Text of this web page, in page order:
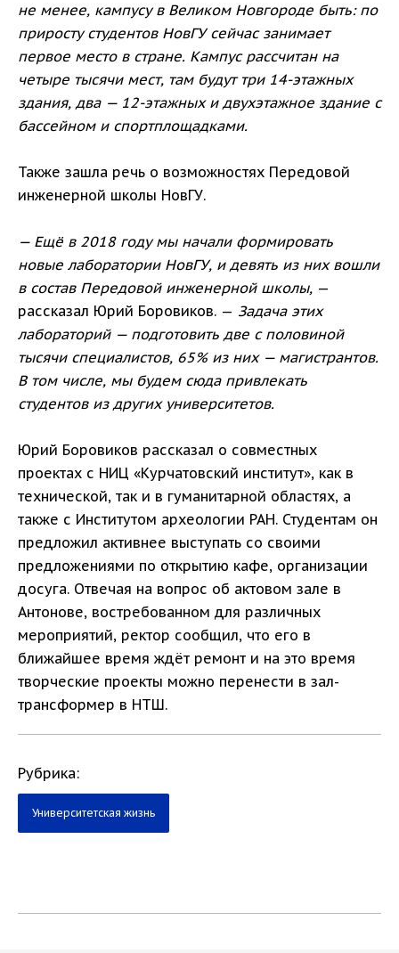
не менее, кампусу в Великом Новгороде быть: по
приросту студентов НовГУ сейчас занимает
первое место в стране. Кампус рассчитан на
четыре тысячи мест, там будут три 14-этажных
здания, два — 12-этажных и двухэтажное здание с
бассейном и спортплощадками.
Также зашла речь о возможностях Передовой
инженерной школы НовГУ.
— Ещё в 2018 году мы начали формировать
новые лаборатории НовГУ, и девять из них вошли
в состав Передовой инженерной школы, —
рассказал Юрий Боровиков. — Задача этих
лабораторий — подготовить две с половиной
тысячи специалистов, 65% из них — магистрантов.
В том числе, мы будем сюда привлекать
студентов из других университетов.
Юрий Боровиков рассказал о совместных
проектах с НИЦ «Курчатовский институт», как в
технической, так и в гуманитарной областях, а
также с Институтом археологии РАН. Студентам он
предложил активнее выступать со своими
предложениями по открытию кафе, организации
досуга. Отвечая на вопрос об актовом зале в
Антонове, востребованном для различных
мероприятий, ректор сообщил, что его в
ближайшее время ждёт ремонт и на это время
творческие проекты можно перенести в зал-
трансформер в НТШ.
Рубрика:
Университетская жизнь